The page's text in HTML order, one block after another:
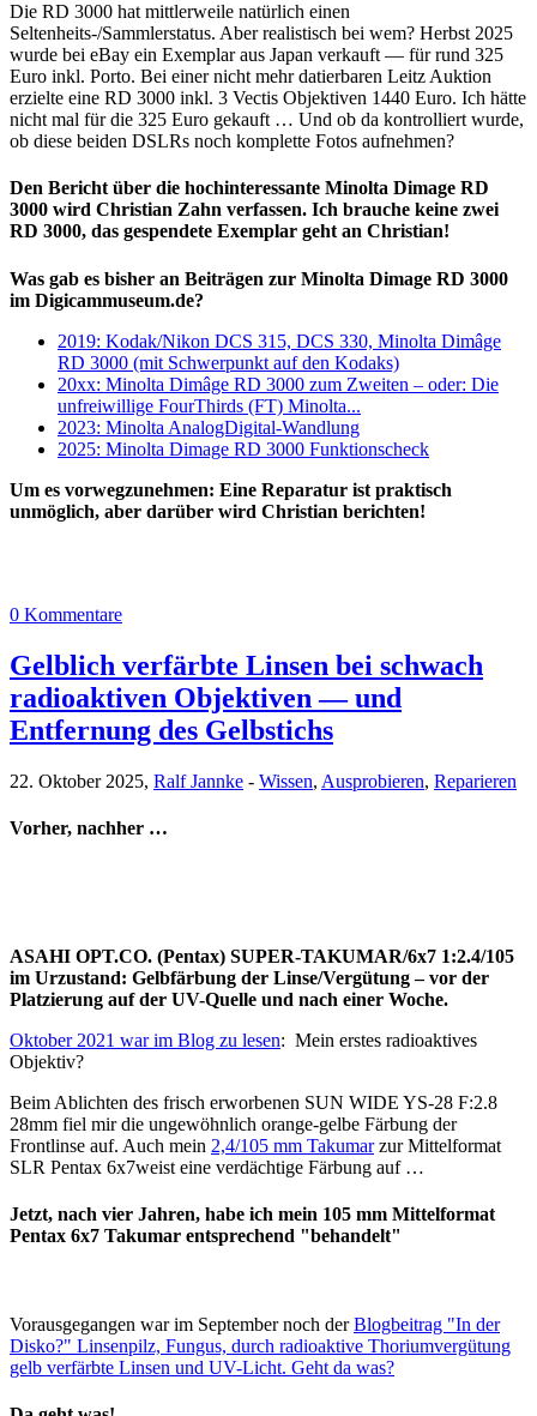
Die RD 3000 hat mittlerweile natürlich einen
Seltenheits-/Sammlerstatus. Aber realistisch bei wem? Herbst 2025
wurde bei eBay ein Exemplar aus Japan verkauft — für rund 325
Euro inkl. Porto. Bei einer nicht mehr datierbaren Leitz Auktion
erzielte eine RD 3000 inkl. 3 Vectis Objektiven 1440 Euro. Ich hätte
nicht mal für die 325 Euro gekauft … Und ob da kontrolliert wurde,
ob diese beiden DSLRs noch komplette Fotos aufnehmen?
Den Bericht über die hochinteressante Minolta Dimage RD
3000 wird Christian Zahn verfassen. Ich brauche keine zwei
RD 3000, das gespendete Exemplar geht an Christian!
Was gab es bisher an Beiträgen zur Minolta Dimage RD 3000
im Digicammuseum.de?
2019: Kodak/Nikon DCS 315, DCS 330, Minolta Dimâge
RD 3000 (mit Schwerpunkt auf den Kodaks)
20xx: Minolta Dimâge RD 3000 zum Zweiten – oder: Die
unfreiwillige FourThirds (FT) Minolta...
2023: Minolta AnalogDigital-Wandlung
2025: Minolta Dimage RD 3000 Funktionscheck
Um es vorwegzunehmen: Eine Reparatur ist praktisch
unmöglich, aber darüber wird Christian berichten!
0 Kommentare
Gelblich verfärbte Linsen bei schwach
radioaktiven Objektiven — und
Entfernung des Gelbstichs
22. Oktober 2025, Ralf Jannke - Wissen, Ausprobieren, Reparieren
Vorher, nachher …
ASAHI OPT.CO. (Pentax) SUPER-TAKUMAR/6x7 1:2.4/105
im Urzustand: Gelbfärbung der Linse/Vergütung – vor der
Platzierung auf der UV-Quelle und nach einer Woche.
Oktober 2021 war im Blog zu lesen: Mein erstes radioaktives
Objektiv?
Beim Ablichten des frisch erworbenen SUN WIDE YS-28 F:2.8
28mm fiel mir die ungewöhnlich orange-gelbe Färbung der
Frontlinse auf. Auch mein 2,4/105 mm Takumarzur Mittelformat
SLR Pentax 6x7weist eine verdächtige Färbung auf …
Jetzt, nach vier Jahren, habe ich mein 105 mm Mittelformat
Pentax 6x7 Takumar entsprechend "behandelt"
Vorausgegangen war im September noch derBlogbeitrag "In der
Disko?" Linsenpilz, Fungus, durch radioaktive Thoriumvergütung
gelb verfärbte Linsen und UV-Licht. Geht da was?